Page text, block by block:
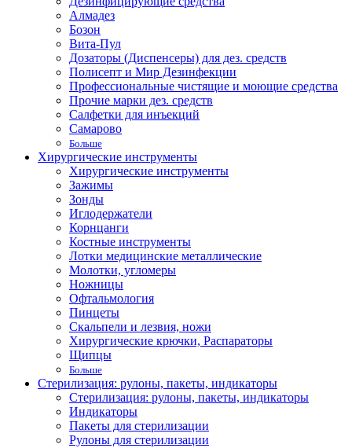
Алмадез
Бозон
Вита-Пул
Дозаторы (Диспенсеры) для дез. средств
Полисепт и Мир Дезинфекции
Профессиональные чистящие и моющие средства
Прочие марки дез. средств
Салфетки для инъекций
Самарово
Больше
Хирургические инструменты
Хирургические инструменты
Зажимы
Зонды
Иглодержатели
Корнцанги
Костные инструменты
Лотки медицинские металлические
Молотки, угломеры
Ножницы
Офтальмология
Пинцеты
Скальпели и лезвия, ножи
Хирургические крючки, Распараторы
Щипцы
Больше
Стерилизация: рулоны, пакеты, индикаторы
Стерилизация: рулоны, пакеты, индикаторы
Индикаторы
Пакеты для стерилизации
Рулоны для стерилизации